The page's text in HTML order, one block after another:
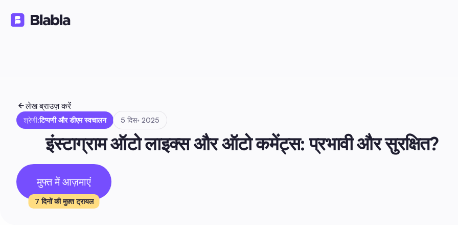
लेख ब्राउज़ करें
श्रेणी:टिप्पणी और डीएम स्वचालन 5 दिस॰ 2025
इंस्टाग्राम ऑटो लाइक्स और ऑटो कमेंट्स: प्रभावी और सुरक्षित?
मुफ्त में आज़माएं
7 दिनों की मुफ़्त ट्रायल